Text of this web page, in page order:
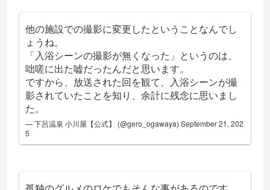
他の施設での撮影に変更したということなんでし
ょうね。
「入浴シーンの撮影が無くなった」というのは、
咄嗟に出た嘘だったんだと思います。
ですから、放送された回を観て、入浴シーンが撮
影されていたことを知り、余計に残念に思いまし
た。
— 下呂温泉 小川屋【公式】 (@gero_ogawaya)September 21, 202
5